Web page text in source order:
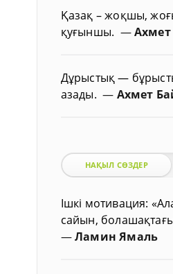
Қазақ – жоқшы,
қуғыншы. —
Дұрыстық —
азады.— Ахмет
НАҚЫЛ СӨЗДЕР
Ішкі мотивация:
сайын,
—Ламин Ямаль